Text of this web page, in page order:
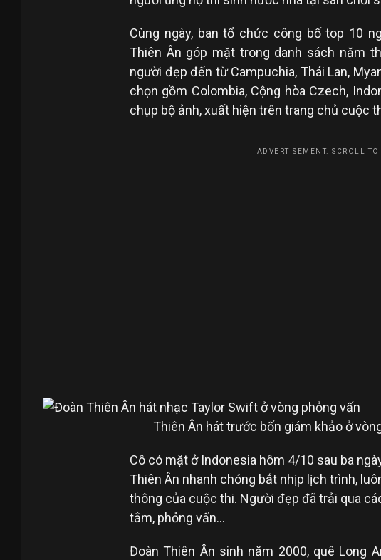
Cùng ngày, ban tổ chức công bố top 10
Thiên Ân góp mặt trong danh sách năm
người đẹp đến từ Campuchia, Thái Lan,
chọn gồm Colombia, Cộng hòa Czech,
chụp bộ ảnh, xuất hiện trên trang chủ cuộc
ADVERTISEMENT. SCROLL
Thiên Ân hát trước bốn giám khảo ở
Cô có mặt ở Indonesia hôm 4/10 sau ba
Thiên Ân nhanh chóng bắt nhịp lịch trình,
thông của cuộc thi. Người đẹp đã trải qua
tắm, phỏng vấn…
Đoàn Thiên Ân sinh năm 2000, quê Long